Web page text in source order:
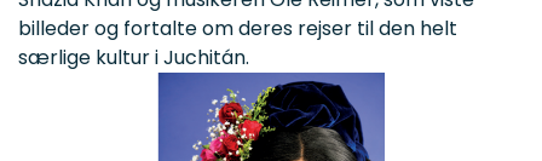
billeder og fortalte om deres rejser til den helt
særlige kultur i Juchitán.